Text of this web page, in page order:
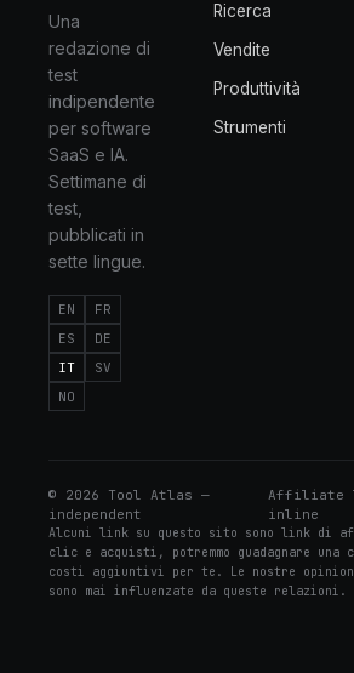
Una
redazione di
test
indipendente
per software
SaaS e IA.
Settimane di
test,
pubblicati in
sette lingue.
EN
FR
ES
DE
IT
SV
NO
Ricerca
Vendite
Produttività
Strumenti
© 2026 Tool Atlas —
independent
Affiliate
inline
Alcuni link su questo sito sono link di
clic e acquisti, potremmo guadagnare una
costi aggiuntivi per te. Le nostre
sono mai influenzate da queste relazioni.